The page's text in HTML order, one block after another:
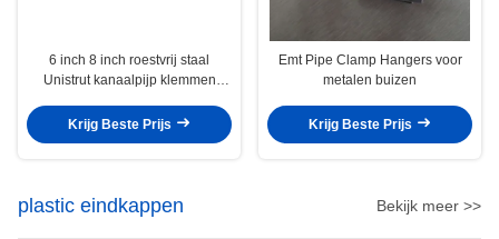
6 inch 8 inch roestvrij staal
Unistrut kanaalpijp klemmen
Krijg Beste Prijs
Emt Pipe Clamp Hangers voor
metalen buizen
Krijg Beste Prijs
plastic eindkappen Bekijk meer >>